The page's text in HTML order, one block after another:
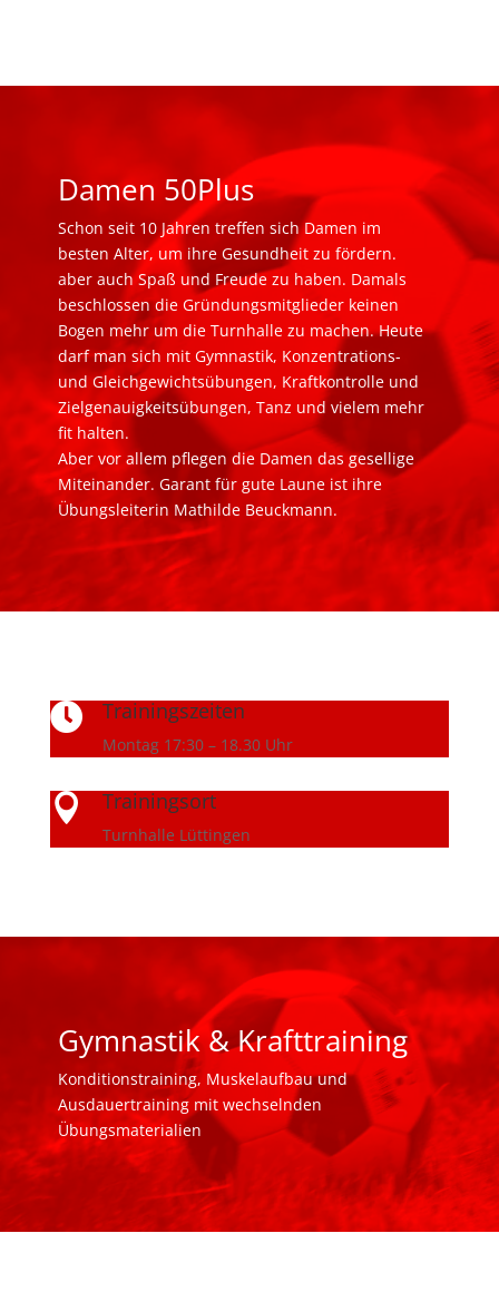
Damen 50Plus
Schon seit 10 Jahren treffen sich Damen im
besten Alter, um ihre Gesundheit zu fördern.
aber auch Spaß und Freude zu haben. Damals
beschlossen die Gründungsmitglieder keinen
Bogen mehr um die Turnhalle zu machen. Heute
darf man sich mit Gymnastik, Konzentrations-
und Gleichgewichtsübungen, Kraftkontrolle und
Zielgenauigkeitsübungen, Tanz und vielem mehr
fit halten.
Aber vor allem pflegen die Damen das gesellige
Miteinander. Garant für gute Laune ist ihre
Übungsleiterin Mathilde Beuckmann.
 Trainingszeiten
Montag 17:30 – 18.30 Uhr
 Trainingsort
Turnhalle Lüttingen
Gymnastik & Krafttraining
Konditionstraining, Muskelaufbau und
Ausdauertraining mit wechselnden
Übungsmaterialien